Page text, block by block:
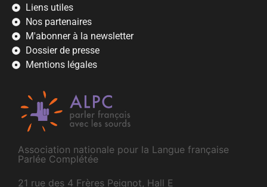
Association nationale pour la Langue française
Parlée Complétée
21 rue des 4 Frères Peignot, Hall E
Liens utiles
Nos partenaires
M'abonner à la newsletter
Dossier de presse
Mentions légales